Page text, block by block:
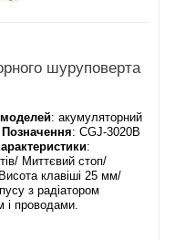
шуруповерта
: акумуляторний
Позначення: CGJ-3020B
:
Миттєвий стоп/
клавіші 25 мм/
з радіатором
і проводами.